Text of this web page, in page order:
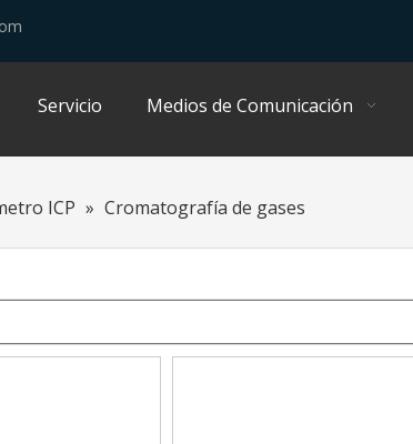
Servicio Medios de Comunicación
ICP » Cromatografía de gases